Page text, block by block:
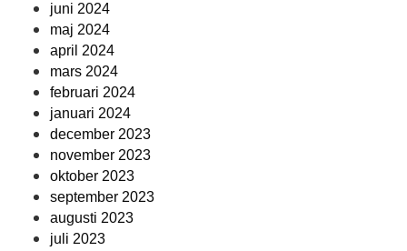
juni 2024
maj 2024
april 2024
mars 2024
februari 2024
januari 2024
december 2023
november 2023
oktober 2023
september 2023
augusti 2023
juli 2023